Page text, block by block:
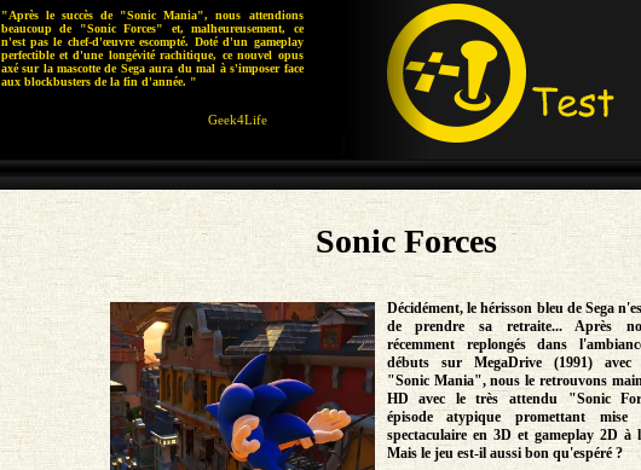
"Après le succès de "Sonic Mania", nous attendions
beaucoup de "Sonic Forces" et, malheureusement, ce
n'est pas le chef-d'œuvre escompté. Doté d'un gameplay
perfectible et d'une longévité rachitique, ce nouvel opus
axé sur la mascotte de Sega aura du mal à s'imposer face
aux blockbusters de la fin d'année. "
Geek4Life
Sonic Forces
Décidément, le hérisson bleu de Sega
de prendre sa retraite... Après
récemment replongés dans
débuts sur MegaDrive (1991) avec
"Sonic Mania", nous le retrouvons
HD avec le très attendu "Sonic
épisode atypique promettant mise
spectaculaire en 3D et gameplay 2D à
Mais le jeu est-il aussi bon qu'espéré ?